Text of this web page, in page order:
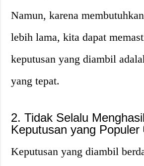
Namun, karena
lebih lama, kita dapat
keputusan yang diambil
yang tepat.
2. Tidak Selalu
Keputusan yang Populer
Keputusan yang diambil